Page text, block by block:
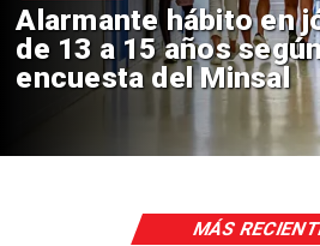
Aprueban creación
Sebastián Piñera
de $4 mil millones
MÁS